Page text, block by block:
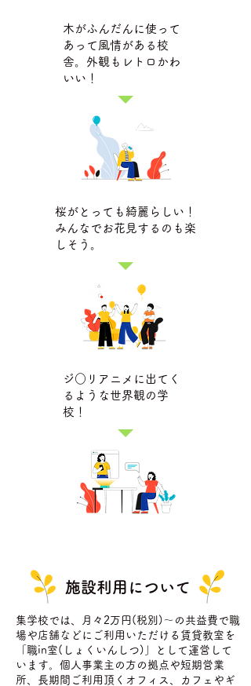
木がふんだんに使って
あって風情がある校
舎。外観もレトロかわ
いい！
桜がとっても綺麗らしい！
みんなでお花見するのも楽
しそう。
ジ○リアニメに出てく
るような世界観の学
校！
施設利用について
集学校では、月々2万円(税別)〜の共益費で職
場や店舗などにご利用いただける賃貸教室を
「職in室(しょくいんしつ)」として運営して
います。個人事業主の方の拠点や短期営業
所、長期間ご利用頂くオフィス、カフェやギ